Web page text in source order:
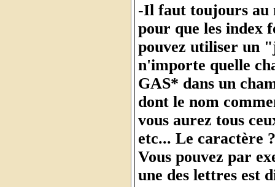
-Il faut toujours au
pour que les index
pouvez utiliser un
n'importe quelle
GAS* dans un
dont le nom
vous aurez tous
etc... Le caractère
Vous pouvez par
une des lettres est